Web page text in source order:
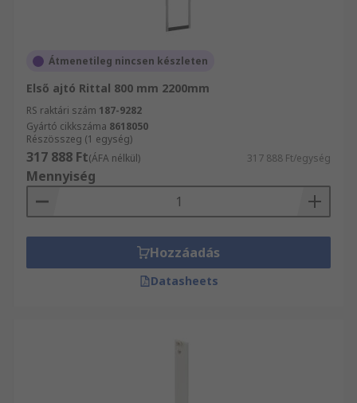
Átmenetileg nincsen készleten
Első ajtó Rittal 800 mm 2200mm
RS raktári szám 187-9282
Gyártó cikkszáma 8618050
Részösszeg (1 egység)
317 888 Ft(ÁFA nélkül) 317 888 Ft/egység
Mennyiség
Hozzáadás
Datasheets